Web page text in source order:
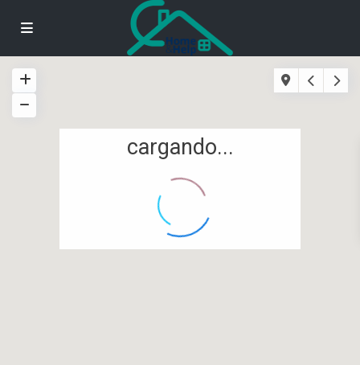
cargando...